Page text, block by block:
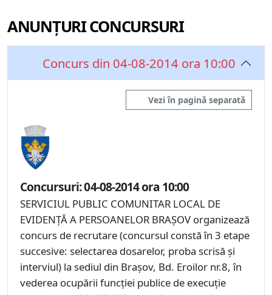
ANUNȚURI CONCURSURI
Concurs din 04-08-2014 ora 10:00
Vezi în pagină separată
Concursuri: 04-08-2014 ora 10:00
SERVICIUL PUBLIC COMUNITAR LOCAL DE
EVIDENŢĂ A PERSOANELOR BRAŞOV organizează
concurs de recrutare (concursul constă în 3 etape
succesive: selectarea dosarelor, proba scrisă şi
interviul) la sediul din Braşov, Bd. Eroilor nr.8, în
vederea ocupării funcţiei publice de execuţie